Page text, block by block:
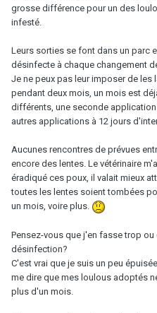
grosse différence pour un des
infesté.
Leurs sorties se font dans un parc
désinfecte à chaque changement
Je ne peux pas leur imposer de les
pendant deux mois, un mois est
différents, une seconde
autres applications à 12 jours
Aucunes rencontres de prévues
encore des lentes. Le vétérinaire
éradiqué ces poux, il valait mieux
toutes les lentes soient tombées
un mois, voire plus.
Pensez-vous que j'en fasse trop
désinfection?
C'est vrai que je suis un peu
me dire que mes loulous adoptés
plus d'un mois.